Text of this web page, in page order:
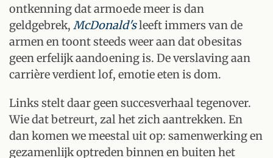
ontkenning dat armoede meer is dan
geldgebrek, McDonald'sleeft immers van de
armen en toont steeds weer aan dat obesitas
geen erfelijk aandoening is. De verslaving aan
carrière verdient lof, emotie eten is dom.
Links stelt daar geen succesverhaal tegenover.
Wie dat betreurt, zal het zich aantrekken. En
dan komen we meestal uit op: samenwerking en
gezamenlijk optreden binnen en buiten het